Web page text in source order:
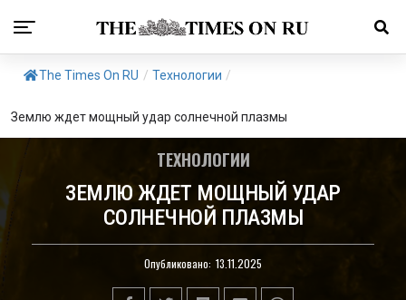
The Times On RU / Технологии /
Землю ждет мощный удар солнечной плазмы
ТЕХНОЛОГИИ
ЗЕМЛЮ ЖДЕТ МОЩНЫЙ УДАР
СОЛНЕЧНОЙ ПЛАЗМЫ
Опубликовано: 13.11.2025